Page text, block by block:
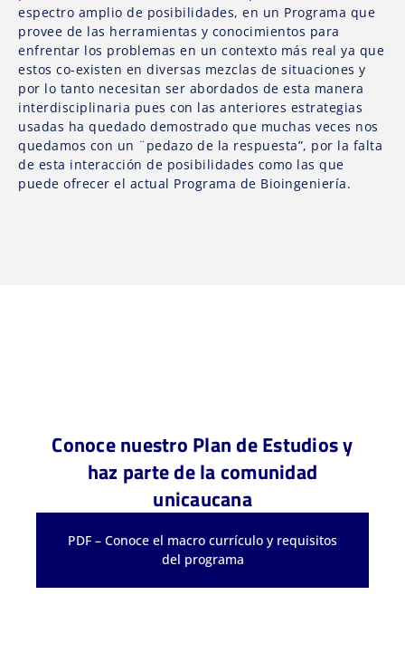
espectro amplio de posibilidades, en un Programa que
provee de las herramientas y conocimientos para
enfrentar los problemas en un contexto más real ya que
estos co-existen en diversas mezclas de situaciones y
por lo tanto necesitan ser abordados de esta manera
interdisciplinaria pues con las anteriores estrategias
usadas ha quedado demostrado que muchas veces nos
quedamos con un ¨pedazo de la respuesta”, por la falta
de esta interacción de posibilidades como las que
puede ofrecer el actual Programa de Bioingeniería.
Conoce nuestro Plan de Estudios y
haz parte de la comunidad
unicaucana
PDF – Conoce el macro currículo y requisitos
del programa